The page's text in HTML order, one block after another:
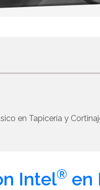
en Tapicería y
Intel® en